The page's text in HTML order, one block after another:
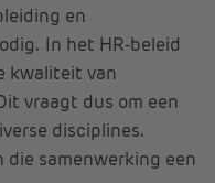
en
In het HR-beleid
kwaliteit van
vraagt dus om een
disciplines.
samenwerking een